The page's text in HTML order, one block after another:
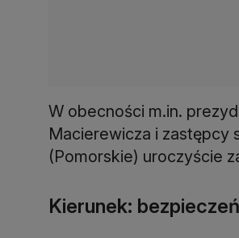
W obecności m.in.
Macierewicza i zastępcy
(Pomorskie) uroczyście
Kierunek: